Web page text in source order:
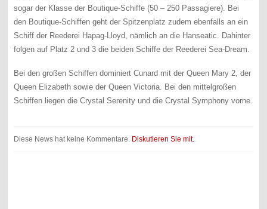
sogar der Klasse der Boutique-Schiffe (50 – 250 Passagiere). Bei
den Boutique-Schiffen geht der Spitzenplatz zudem ebenfalls an ein
Schiff der Reederei Hapag-Lloyd, nämlich an die Hanseatic. Dahinter
folgen auf Platz 2 und 3 die beiden Schiffe der Reederei Sea-Dream.
Bei den großen Schiffen dominiert Cunard mit der Queen Mary 2, der
Queen Elizabeth sowie der Queen Victoria. Bei den mittelgroßen
Schiffen liegen die Crystal Serenity und die Crystal Symphony vorne.
Diese News hat keine Kommentare. Diskutieren Sie mit.